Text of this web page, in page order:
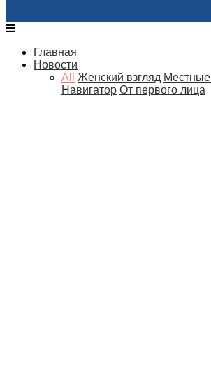
Главная
Новости
All
Женский взгляд Местные
Навигатор От первого лица